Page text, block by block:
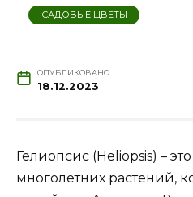
САДОВЫЕ ЦВЕТЫ
ОПУБЛИКОВАНО
18.12.2023
Гелиопсис (Heliopsis) –
многолетних растений,